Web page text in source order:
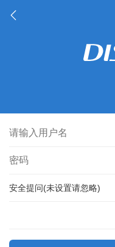
安全提问(未设置请忽略)